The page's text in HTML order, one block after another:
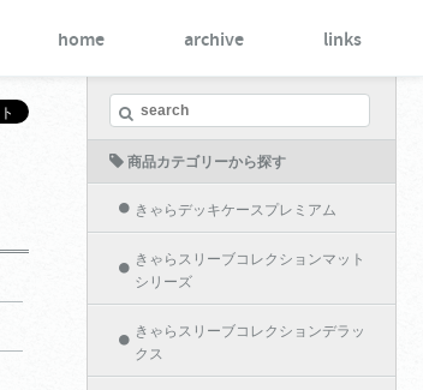
home archive links
商品カテゴリーから探す
きゃらデッキケースプレミアム
きゃらスリーブコレクションマット
シリーズ
きゃらスリーブコレクションデラッ
クス